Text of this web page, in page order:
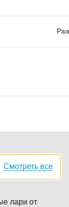
Смотреть все
лари от